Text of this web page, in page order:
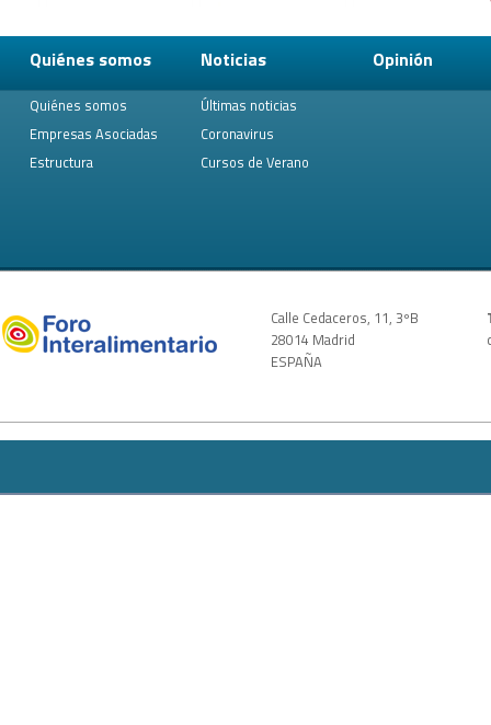
Quiénes somos
Quiénes somos
Empresas Asociadas
Estructura
Noticias
Últimas noticias
Coronavirus
Cursos de Verano
Opinión
Calle Cedaceros, 11, 3ºB
28014 Madrid
ESPAÑA